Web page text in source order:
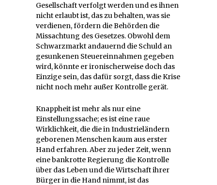
Gesellschaft verfolgt werden und es ihnen
nicht erlaubt ist, das zu behalten, was sie
verdienen, fördern die Behörden die
Missachtung des Gesetzes. Obwohl dem
Schwarzmarkt andauernd die Schuld an
gesunkenen Steuereinnahmen gegeben
wird, könnte er ironischerweise doch das
Einzige sein, das dafür sorgt, dass die Krise
nicht noch mehr außer Kontrolle gerät.
Knappheit ist mehr als nur eine
Einstellungssache; es ist eine raue
Wirklichkeit, die die in Industrieländern
geborenen Menschen kaum aus erster
Hand erfahren. Aber zu jeder Zeit, wenn
eine bankrotte Regierung die Kontrolle
über das Leben und die Wirtschaft ihrer
Bürger in die Hand nimmt, ist das